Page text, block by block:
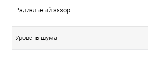
Радиальный зазор
Уровень шума